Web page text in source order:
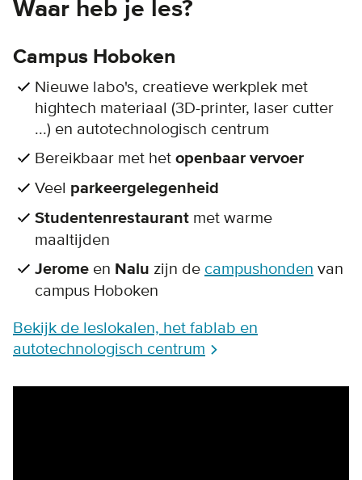
Waar heb je les?
Campus Hoboken
Nieuwe labo's, creatieve werkplek met
hightech materiaal (3D-printer, laser cutter
...) en autotechnologisch centrum
Bereikbaar met het openbaar vervoer
Veel parkeergelegenheid
Studentenrestaurant met warme
maaltijden
Jerome en Nalu zijn de campushonden van
campus Hoboken
Bekijk de leslokalen, het fablab en
autotechnologisch centrum